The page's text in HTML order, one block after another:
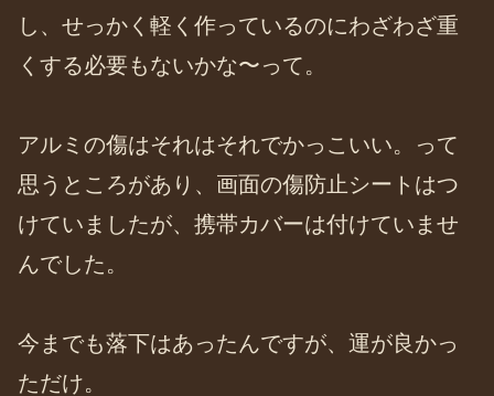
し、せっかく軽く作っているのにわざわざ重
くする必要もないかな〜って。
アルミの傷はそれはそれでかっこいい。って
思うところがあり、画面の傷防止シートはつ
けていましたが、携帯カバーは付けていませ
んでした。
今までも落下はあったんですが、運が良かっ
ただけ。